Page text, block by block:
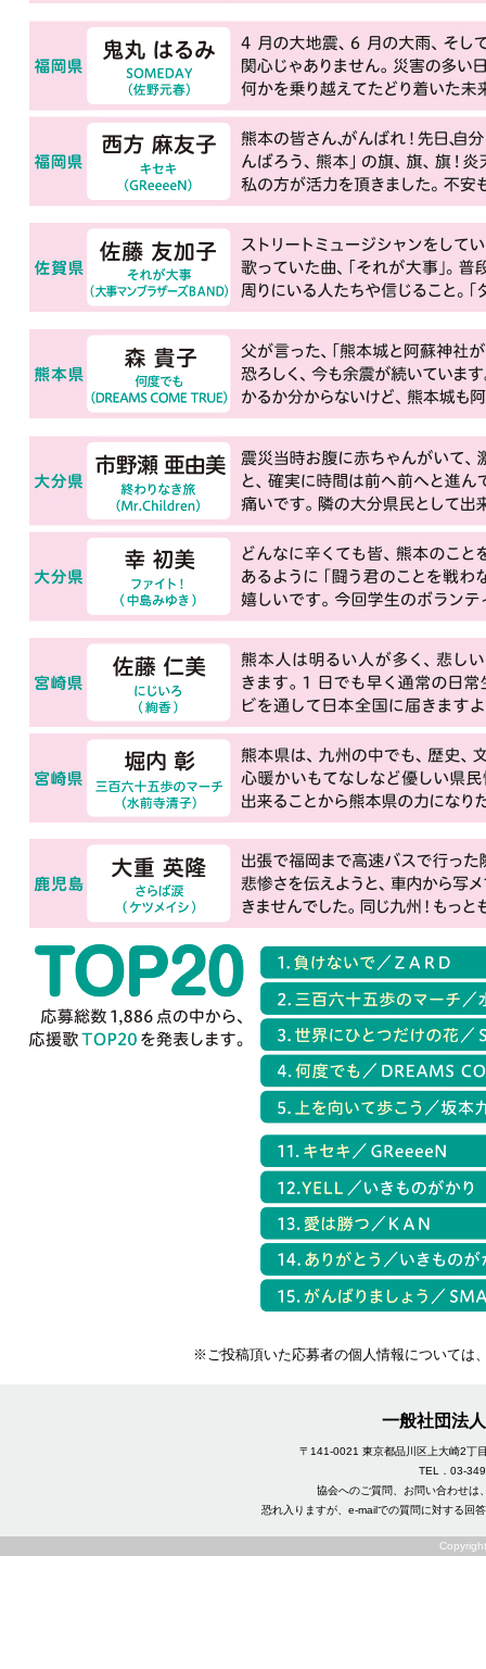
※ご投稿頂いた応募者の個人情報については
一般社団法
〒141-0021 東京都品川区上大崎2
TEL．03-
協会へのご質問、お問い合わせは
恐れ入りますが、e-mailでの質問に対する回